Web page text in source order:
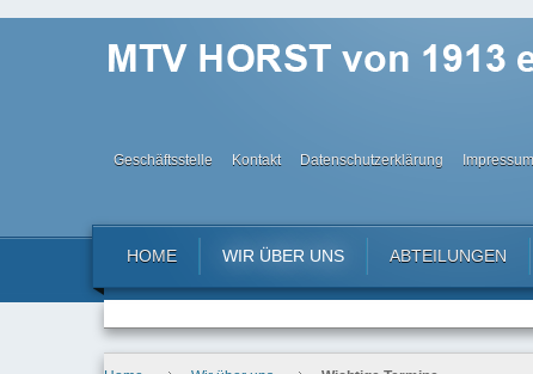
Geschäftsstelle Kontakt Datenschutzerklärung Impressum
HOME WIR ÜBER UNS ABTEILUNGEN